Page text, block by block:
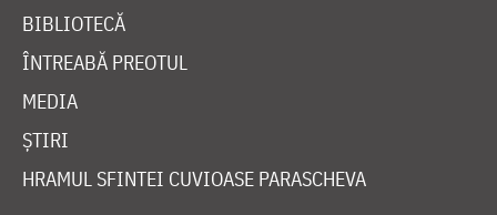
BIBLIOTECĂ
ÎNTREABĂ PREOTUL
MEDIA
ȘTIRI
HRAMUL SFINTEI CUVIOASE PARASCHEVA